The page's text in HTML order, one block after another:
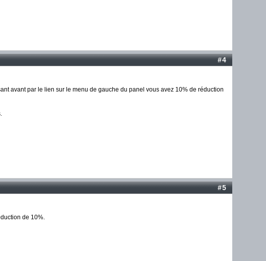
#4
avant par le lien sur le menu de gauche du panel vous avez 10% de réduction
#5
de 10%.